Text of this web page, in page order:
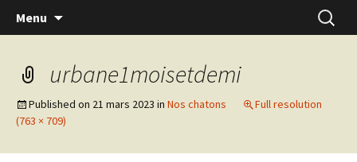
Menu
urbane1moisetdemi
Published on 21 mars 2023 in Nos chatons
Full resolution
(763 × 709)